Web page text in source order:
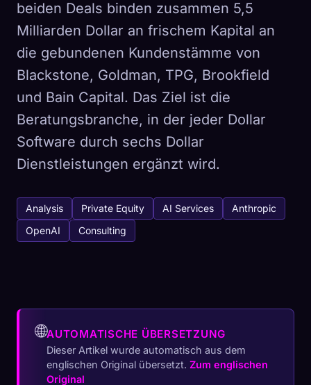
beiden Deals binden zusammen 5,5
Milliarden Dollar an frischem Kapital an
die gebundenen Kundenstämme von
Blackstone, Goldman, TPG, Brookfield
und Bain Capital. Das Ziel ist die
Beratungsbranche, in der jeder Dollar
Software durch sechs Dollar
Dienstleistungen ergänzt wird.
Analysis Private Equity AI Services
Anthropic
OpenAI
Consulting
🌐AUTOMATISCHE ÜBERSETZUNG
Dieser Artikel wurde automatisch aus dem
englischen Original übersetzt. Zum englischen
Original